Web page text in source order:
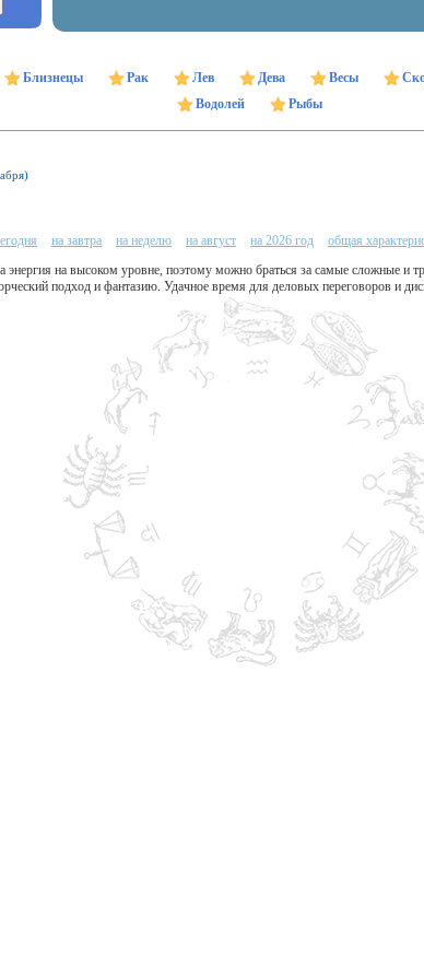
Близнецы Рак Лев Дева Весы
Водолей
Рыбы
на завтра на неделю на август на 2026 год
общая
энергия на высоком уровне, поэтому можно браться за самые сложные и
подход и фантазию. Удачное время для деловых переговоров и